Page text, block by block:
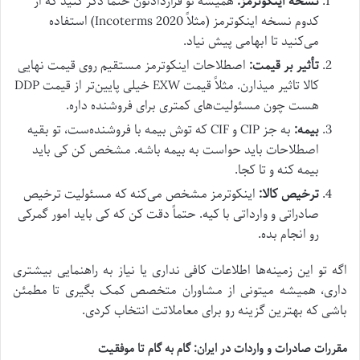
کدوم نسخه اینکوترمز (مثلاً Incoterms 2020) استفاده
می‌کنید تا ابهامی پیش نیاد.
تأثیر بر قیمت: اصطلاحات اینکوترمز مستقیم روی قیمت نهایی
کالا تاثیر میذارن. مثلاً قیمت EXW خیلی پایین‌تر از قیمت DDP
هست چون مسئولیت‌های کمتری برای فروشنده داره.
بیمه:
به جز CIP و CIF که توش بیمه با فروشنده‌ست، تو بقیه
اصطلاحات باید حواست به بیمه باشه. مشخص کن کی باید
بیمه کنه و تا کجا.
ترخیص کالا: اینکوترمز مشخص می‌کنه که مسئولیت ترخیص
صادراتی و وارداتی با کیه. حتماً دقت کن که کی باید امور گمرکی
رو انجام بده.
اگه تو این زمینه‌ها اطلاعات کافی نداری یا نیاز به راهنمایی بیشتری
داری، همیشه میتونی از مشاوران متخصص کمک بگیری تا مطمئن
باشی که بهترین گزینه رو برای معاملاتت انتخاب کردی.
مقررات صادرات و واردات در ایران: گام به گام تا موفقیت